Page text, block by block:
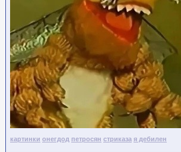
картинки онегдод петросян стриказа я дебилен